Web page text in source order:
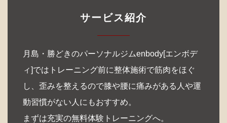
サービス紹介
月島・勝どきのパーソナルジムenbody[エンボデ
ィ]ではトレーニング前に整体施術で筋肉をほぐ
し、歪みを整えるので膝や腰に痛みがある人や運
動習慣がない人にもおすすめ。
まずは充実の無料体験トレーニングへ。